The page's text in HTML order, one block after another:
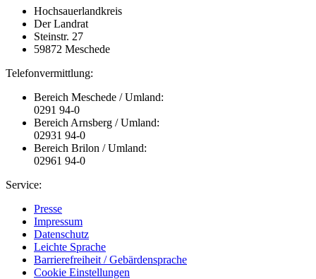
Hochsauerlandkreis
Der Landrat
Steinstr. 27
59872 Meschede
Telefonvermittlung:
Bereich Meschede / Umland:
0291 94-0
Bereich Arnsberg / Umland:
02931 94-0
Bereich Brilon / Umland:
02961 94-0
Service:
Presse
Impressum
Datenschutz
Leichte Sprache
Barrierefreiheit / Gebärdensprache
Cookie Einstellungen